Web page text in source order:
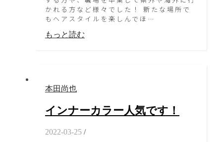
かれる方など様々でした！ 新たな場所で
もヘアスタイルを楽しんでほ…
もっと読む
本田尚也
インナーカラー人気です！
2022-03-25 /